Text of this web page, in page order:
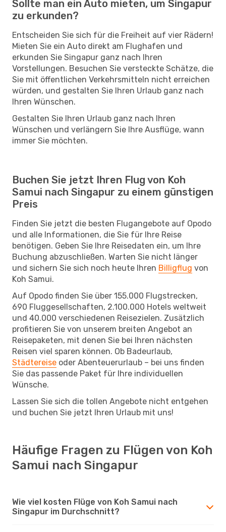
Sollte man ein Auto mieten, um Singapur
zu erkunden?
Entscheiden Sie sich für die Freiheit auf vier Rädern!
Mieten Sie ein Auto direkt am Flughafen und
erkunden Sie Singapur ganz nach Ihren
Vorstellungen. Besuchen Sie versteckte Schätze, die
Sie mit öffentlichen Verkehrsmitteln nicht erreichen
würden, und gestalten Sie Ihren Urlaub ganz nach
Ihren Wünschen.
Gestalten Sie Ihren Urlaub ganz nach Ihren
Wünschen und verlängern Sie Ihre Ausflüge, wann
immer Sie möchten.
Buchen Sie jetzt Ihren Flug von Koh
Samui nach Singapur zu einem günstigen
Preis
Finden Sie jetzt die besten Flugangebote auf Opodo
und alle Informationen, die Sie für Ihre Reise
benötigen. Geben Sie Ihre Reisedaten ein, um Ihre
Buchung abzuschließen. Warten Sie nicht länger
und sichern Sie sich noch heute Ihren Billigflug von
Koh Samui.
Auf Opodo finden Sie über 155.000 Flugstrecken,
690 Fluggesellschaften, 2.100.000 Hotels weltweit
und 40.000 verschiedenen Reisezielen. Zusätzlich
profitieren Sie von unserem breiten Angebot an
Reisepaketen, mit denen Sie bei Ihren nächsten
Reisen viel sparen können. Ob Badeurlaub,
Städtereise oder Abenteuerurlaub – bei uns finden
Sie das passende Paket für Ihre individuellen
Wünsche.
Lassen Sie sich die tollen Angebote nicht entgehen
und buchen Sie jetzt Ihren Urlaub mit uns!
Häufige Fragen zu Flügen von Koh
Samui nach Singapur
Wie viel kosten Flüge von Koh Samui nach
Singapur im Durchschnitt?